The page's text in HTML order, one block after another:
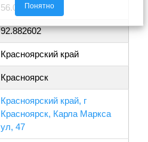
56.010720
92.882602
Красноярский край
Красноярск
Красноярский край, г
Красноярск, Карла Маркса
ул, 47
Понятно